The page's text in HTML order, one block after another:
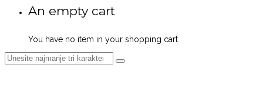
An empty cart
You have no item in your shopping cart